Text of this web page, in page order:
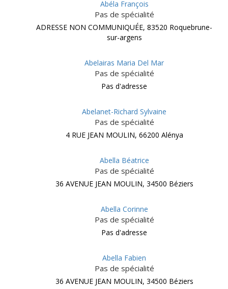
Abéla François
Pas de spécialité
ADRESSE NON COMMUNIQUÉE, 83520 Roquebrune-
sur-argens
Abelairas Maria Del Mar
Pas de spécialité
Pas d'adresse
Abelanet-Richard Sylvaine
Pas de spécialité
4 RUE JEAN MOULIN, 66200 Alénya
Abella Béatrice
Pas de spécialité
36 AVENUE JEAN MOULIN, 34500 Béziers
Abella Corinne
Pas de spécialité
Pas d'adresse
Abella Fabien
Pas de spécialité
36 AVENUE JEAN MOULIN, 34500 Béziers